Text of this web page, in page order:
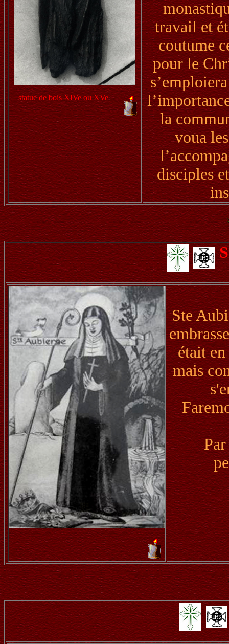
statue de bois XIVe ou XVe
travail et
coutume
pour le
la
voua
disciples
Ste
était
mais